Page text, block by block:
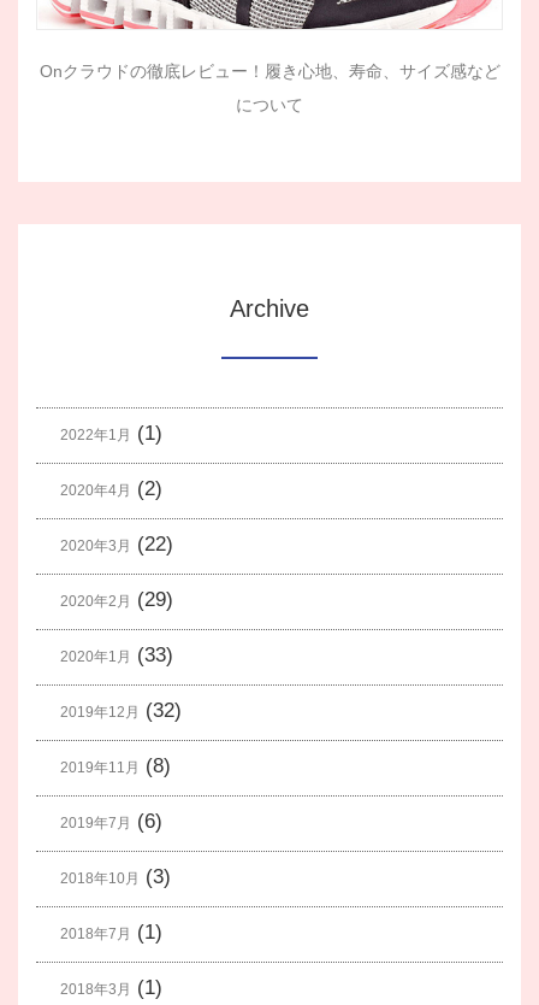
Onクラウドの徹底レビュー！履き心地、寿命、サイズ感など
について
Archive
2022年1月 (1)
2020年4月 (2)
2020年3月 (22)
2020年2月 (29)
2020年1月 (33)
2019年12月 (32)
2019年11月 (8)
2019年7月 (6)
2018年10月 (3)
2018年7月 (1)
2018年3月 (1)